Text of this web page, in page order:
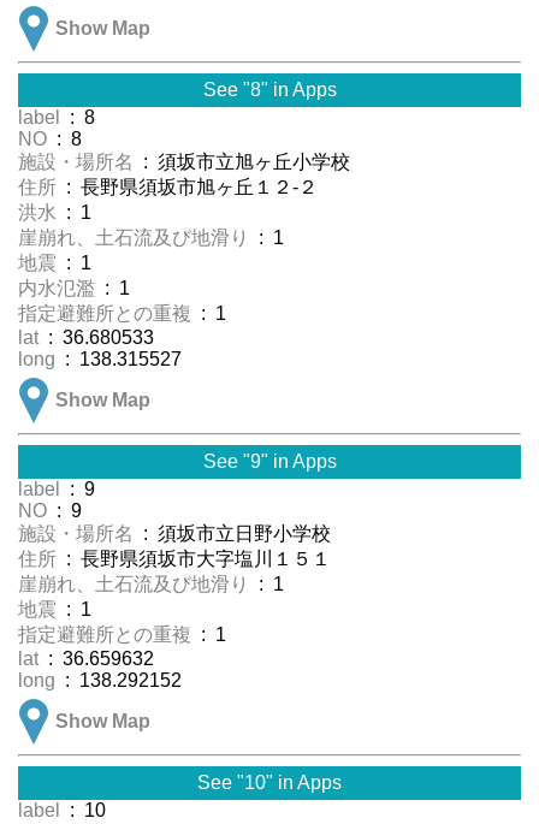
Show Map
See "8" in Apps
label
: 8
NO : 8
施設・場所名
: 須坂市立旭ヶ丘小学校
住所 : 長野県須坂市旭ヶ丘１２-２
洪水
: 1
崖崩れ、土石流及び地滑り
: 1
地震 : 1
内水氾濫 : 1
指定避難所との重複 : 1
lat : 36.680533
long : 138.315527
Show Map
See "9" in Apps
label
: 9
NO : 9
施設・場所名
: 須坂市立日野小学校
住所 : 長野県須坂市大字塩川１５１
崖崩れ、土石流及び地滑り
: 1
地震 : 1
指定避難所との重複 : 1
lat : 36.659632
long : 138.292152
Show Map
See "10" in Apps
label
: 10